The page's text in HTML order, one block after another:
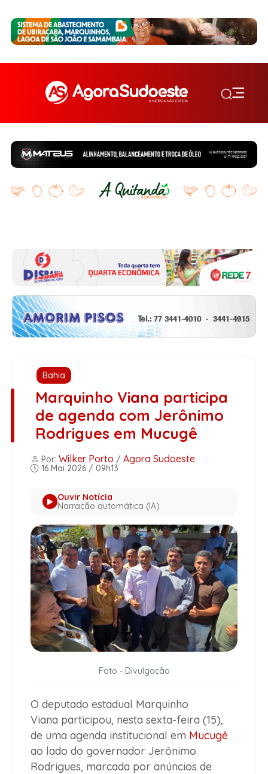
Bahia
Marquinho Viana participa
de agenda com Jerônimo
Rodrigues em Mucugê
Por: Wilker Porto / Agora Sudoeste
16 Mai 2026 / 09h13
Ouvir Notícia
Narração automática (IA)
Foto - Divulgação
O deputado estadual Marquinho
Viana participou, nesta sexta-feira (15),
de uma agenda institucional em Mucugê
ao lado do governador Jerônimo
Rodrigues, marcada por anúncios de